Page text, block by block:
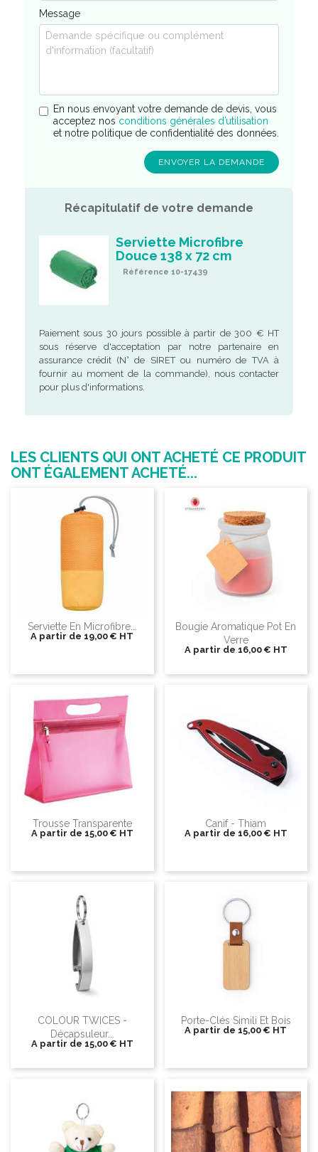
Message
En nous envoyant votre demande de devis, vous
acceptez nos conditions générales d’utilisation
et notre politique de confidentialité des données.
Récapitulatif de votre demande
Serviette Microfibre
Douce 138 x 72 cm
Référence 10-17439
Paiement sous 30 jours possible à partir de 300 € HT
sous réserve d'acceptation par notre partenaire en
assurance crédit (N° de SIRET ou numéro de TVA à
fournir au moment de la commande), nous contacter
pour plus d'informations.
LES CLIENTS QUI ONT ACHETÉ CE PRODUIT
ONT ÉGALEMENT ACHETÉ...
Serviette En Microfibre...
A partir de 19,00 € HT
Bougie Aromatique Pot En
Verre
A partir de 16,00 € HT
Trousse Transparente
A partir de 15,00 € HT
Canif - Thiam
A partir de 16,00 € HT
COLOUR TWICES -
Décapsuleur...
A partir de 15,00 € HT
Porte-Clés Simili Et Bois
A partir de 15,00 € HT